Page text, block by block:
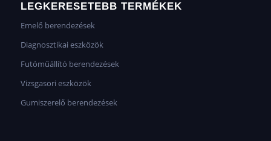
LEGKERESETEBB TERMÉKEK
Emelő berendezések
Diagnosztikai eszközök
Futóműállító berendezések
Vizsgasori eszközök
Gumiszerelő berendezések